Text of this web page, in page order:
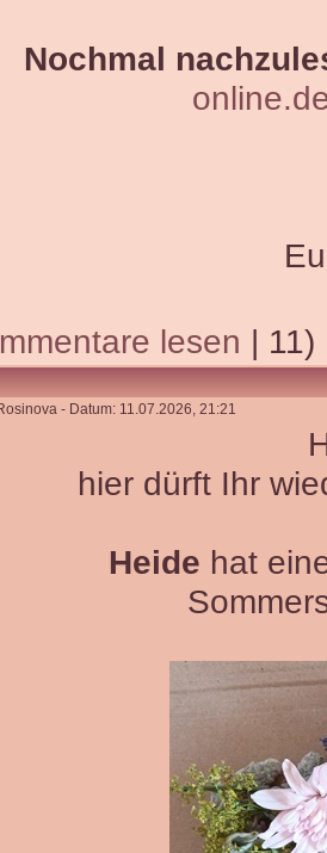
Nochmal
lesen | 11)
- Datum: 11.07.2026, 21:21
hier dürft Ihr
Heide hat